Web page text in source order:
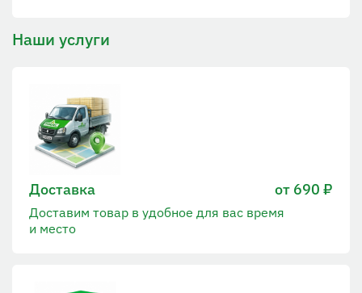
Наши услуги
Доставка от 690 ₽
Доставим товар в удобное для вас время
и место